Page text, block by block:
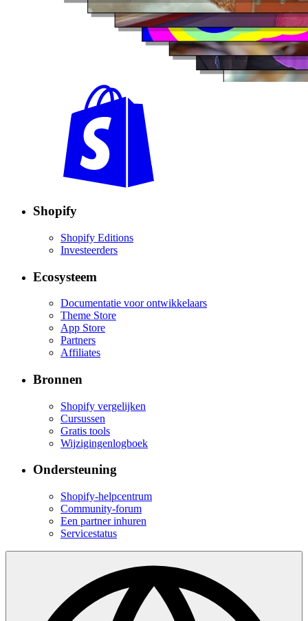
Shopify
Shopify Editions
Investeerders
Ecosysteem
Documentatie voor ontwikkelaars
Theme Store
App Store
Partners
Affiliates
Bronnen
Shopify vergelijken
Cursussen
Gratis tools
Wijzigingenlogboek
Ondersteuning
Shopify-helpcentrum
Community-forum
Een partner inhuren
Servicestatus